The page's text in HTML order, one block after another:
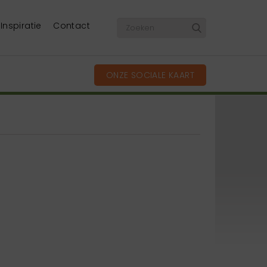
Inspiratie Contact
ONZE SOCIALE KAART